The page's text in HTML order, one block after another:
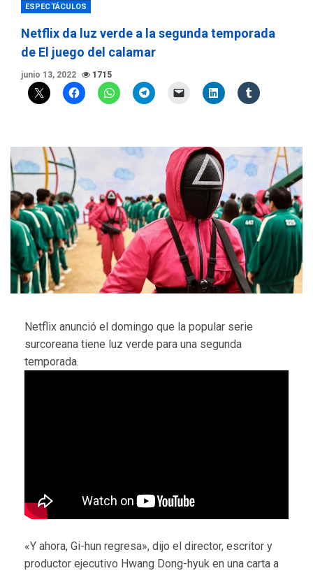
ESPECTÁCULOS
Netflix da luz verde a la segunda temporada
de El juego del calamar
junio 13, 2022 1715
Netflix anunció el domingo que la popular serie
surcoreana tiene luz verde para una segunda
temporada.
«Y ahora, Gi-hun regresa», dijo el director, escritor y
productor ejecutivo Hwang Dong-hyuk en una carta a